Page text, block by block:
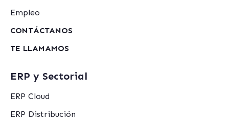
Empleo
CONTÁCTANOS
TE LLAMAMOS
ERP y Sectorial
ERP Cloud
ERP Distribución